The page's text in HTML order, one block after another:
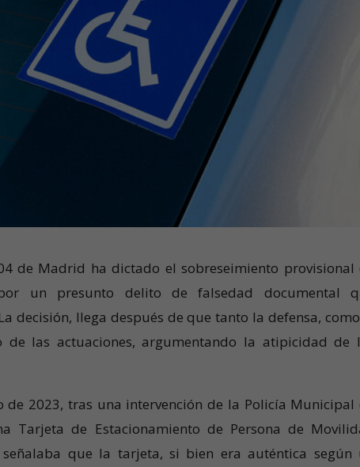
de Madrid ha dictado el sobreseimiento provisional
un presunto delito de falsedad documental
decisión, llega después de que tanto la defensa,
de las actuaciones, argumentando la atipicidad de
de 2023, tras una intervención de la Policía Municipal
Tarjeta de Estacionamiento de Persona de
señalaba que la tarjeta, si bien era auténtica según